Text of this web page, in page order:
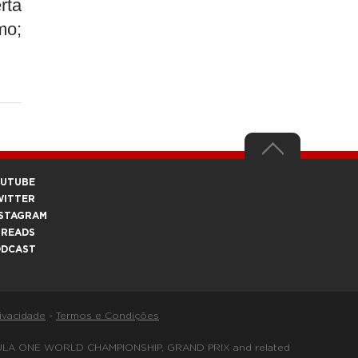
- Termos e Condições
ONE WORLD CHAMPIONSHIP, GRAND PRIX and related